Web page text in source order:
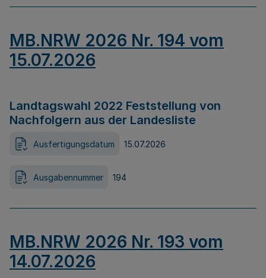
MB.NRW 2026 Nr. 194 vom
15.07.2026
Landtagswahl 2022 Feststellung von
Nachfolgern aus der Landesliste
Ausfertigungsdatum 15.07.2026
Ausgabennummer 194
MB.NRW 2026 Nr. 193 vom
14.07.2026